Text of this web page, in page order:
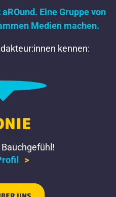
Eine Gruppe von
Medien machen.
kennen: